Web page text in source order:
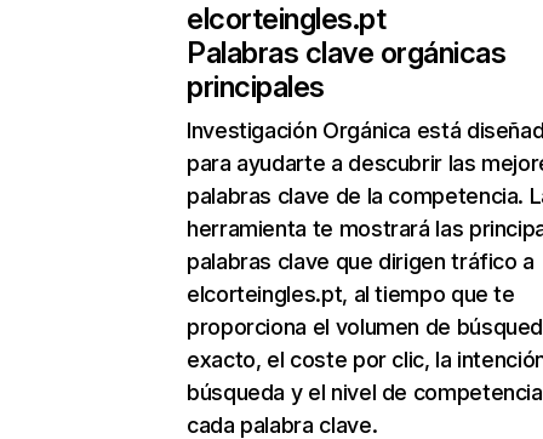
elcorteingles.pt
Palabras clave orgánicas
principales
Investigación Orgánica está
para ayudarte a descubrir las
palabras clave de la competencia.
herramienta te mostrará las
palabras clave que dirigen tráfico a
elcorteingles.pt, al tiempo que te
proporciona el volumen de
exacto, el coste por clic, la
búsqueda y el nivel de
cada palabra clave.